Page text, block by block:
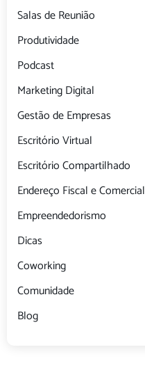
Salas de Reunião
Produtividade
Podcast
Marketing Digital
Gestão de Empresas
Escritório Virtual
Escritório Compartilhado
Endereço Fiscal e Comercial
Empreendedorismo
Dicas
Coworking
Comunidade
Blog